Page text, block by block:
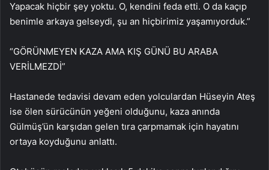
Yapacak hiçbir şey yoktu. O, kendini feda etti. O da kaçıp
benimle arkaya gelseydi, şu an hiçbirimiz yaşamıyorduk.”
“GÖRÜNMEYEN KAZA AMA KIŞ GÜNÜ BU ARABA
VERİLMEZDİ”
Hastanede tedavisi devam eden yolculardan Hüseyin Ateş
ise ölen sürücünün yeğeni olduğunu, kaza anında
Gülmüş’ün karşıdan gelen tıra çarpmamak için hayatını
ortaya koyduğunu anlattı.